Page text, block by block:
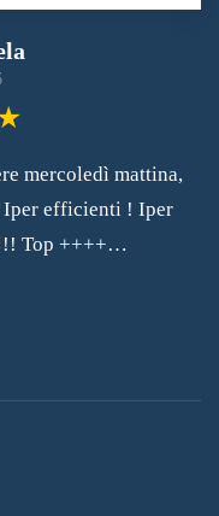
mercoledì mattina,
Iper efficienti ! Iper
Top ++++…